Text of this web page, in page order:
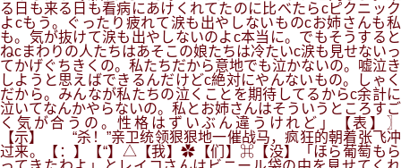
る日も来る日も看病にあけくれてたのに比べたらcピクニック
よcもう。ぐったり疲れて涙も出やしないものcお姉さんも私
も。気が抜けて涙も出やしないのよc本当に。でもそうすると
ねcまわりの人たちはあそこの娘たちは冷たいc涙も見せないっ
てかげぐちきくの。私たちだから意地でも泣かないの。嘘泣き
しようと思えばできるんだけどc絶対にやんないもの。しゃく
だから。みんなが私たちの泣くことを期待してるからc余計に
泣いてなんかやらないの。私とお姉さんはそういうところすご
く気が合うの。性格はずいぶん違うけれど」【表】〗
【示】 “杀！”亲卫统领狠狠地一催战马，疯狂的朝着张飞冲
过来。【：】【“】△【我】✿【们】⌘【没】「ほら葡萄もら